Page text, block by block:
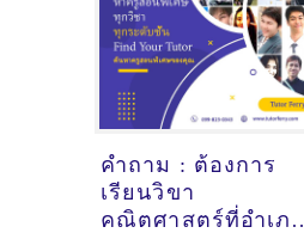
คำถาม : ต้องการ
เรียนวิขา
คณิตศาสตร์ที่อำเภอ